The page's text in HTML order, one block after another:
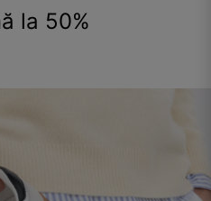
la 50%